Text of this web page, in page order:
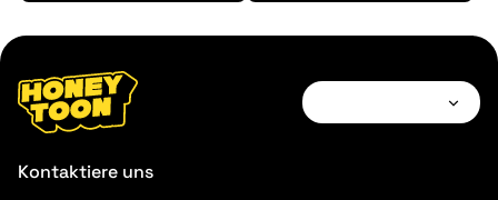
Kontaktiere uns